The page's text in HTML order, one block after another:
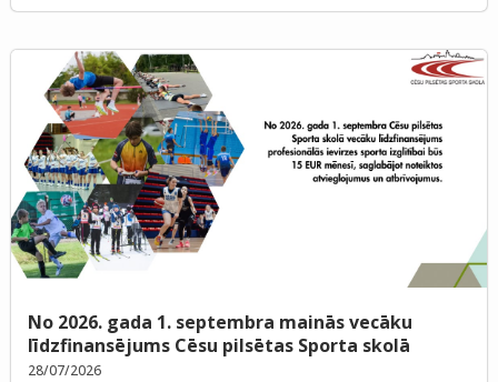
No 2026. gada 1. septembra mainās vecāku
līdzfinansējums Cēsu pilsētas Sporta skolā
28/07/2026